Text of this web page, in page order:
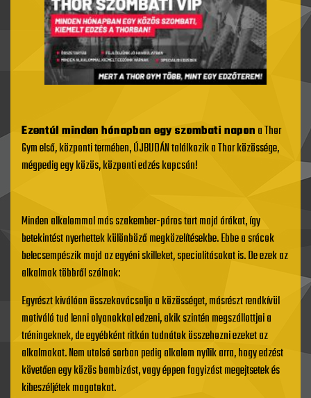
Ezentúl minden hónapban egy szombati napona Thor
Gym első, központi termében, ÚJBUDÁN találkozik a Thor közössége,
mégpedig egy közös, központi edzés kapcsán!
Minden alkalommal más szakember-páros tart majd órákat, így
betekintést nyerhettek különböző megközelítésekbe. Ebbe a srácok
belecsempészik majd az egyéni skilleket, specialitásokat is. De ezek az
alkalmak többről szólnak:
Egyrészt kiválóan összekovácsolja a közösséget, másrészt rendkívül
motiváló tud lenni olyanokkal edzeni, akik szintén megszállottjai a
tréningeknek, de egyébként ritkán tudnátok összehozni ezeket az
alkalmakat. Nem utolsó sorban pedig alkalom nyílik arra, hogy edzést
követően egy közös bambizást, vagy éppen fagyizást megejtsetek és
kibeszéljétek magatokat.